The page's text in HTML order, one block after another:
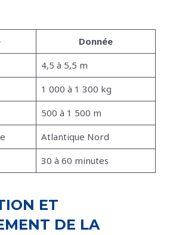
Donnée
4,5 à 5,5 m
1 000 à 1 300 kg
500 à 1 500 m
Atlantique Nord
30 à 60 minutes
ET
DE LA